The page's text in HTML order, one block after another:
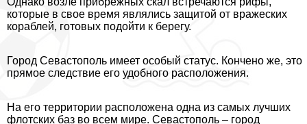
которые в свое время являлись защитой от вражеских
кораблей, готовых подойти к берегу.
Город Севастополь имеет особый статус. Кончено же, это
прямое следствие его удобного расположения.
На его территории расположена одна из самых лучших
флотских баз во всем мире. Севастополь – город